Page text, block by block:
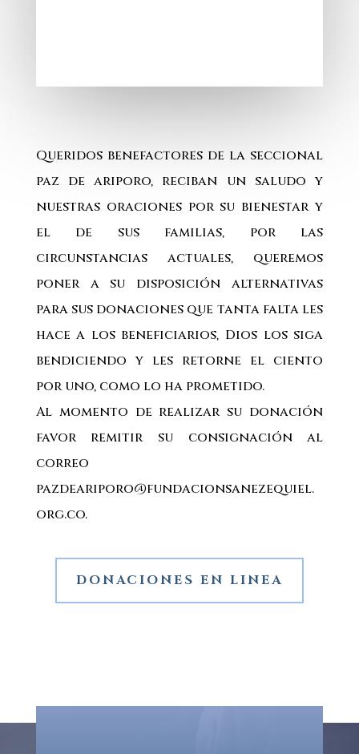
Queridos benefactores de la seccional
paz de ariporo, reciban un saludo y
nuestras oraciones por su bienestar y
el de sus familias, por las
circunstancias actuales, queremos
poner a su disposición alternativas
para sus donaciones que tanta falta les
hace a los beneficiarios, Dios los siga
bendiciendo y les retorne el ciento
por uno, como lo ha prometido.
Al momento de realizar su donación
favor remitir su consignación al
correo
pazdeariporo@fundacionsanezequiel.
org.co.
DONACIONES EN LINEA